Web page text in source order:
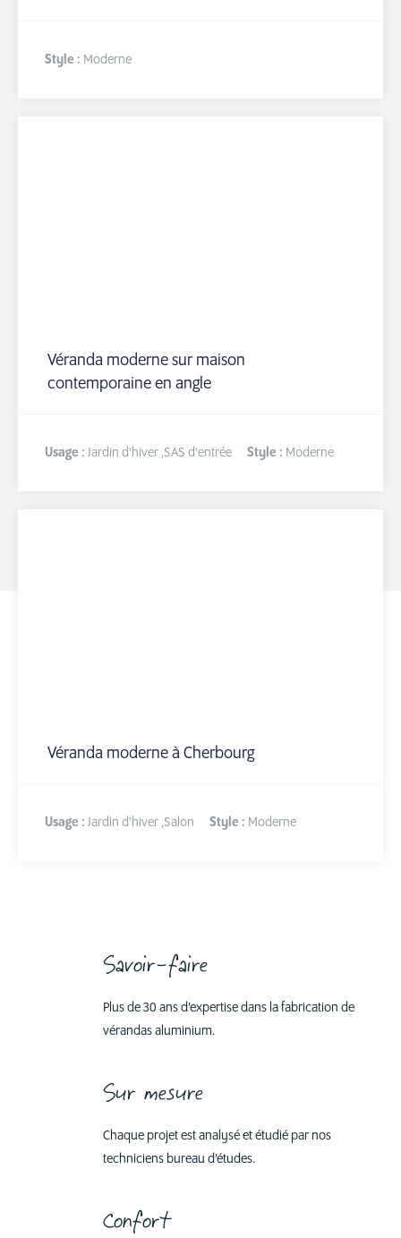
Style : Moderne
Véranda moderne sur maison
contemporaine en angle
Usage : Jardin d'hiver ,SAS d'entrée Style : Moderne
Véranda moderne à Cherbourg
Usage : Jardin d'hiver ,Salon Style : Moderne
Savoir-faire
Plus de 30 ans d’expertise dans la fabrication de
vérandas aluminium.
Sur mesure
Chaque projet est analysé et étudié par nos
techniciens bureau d’études.
Confort